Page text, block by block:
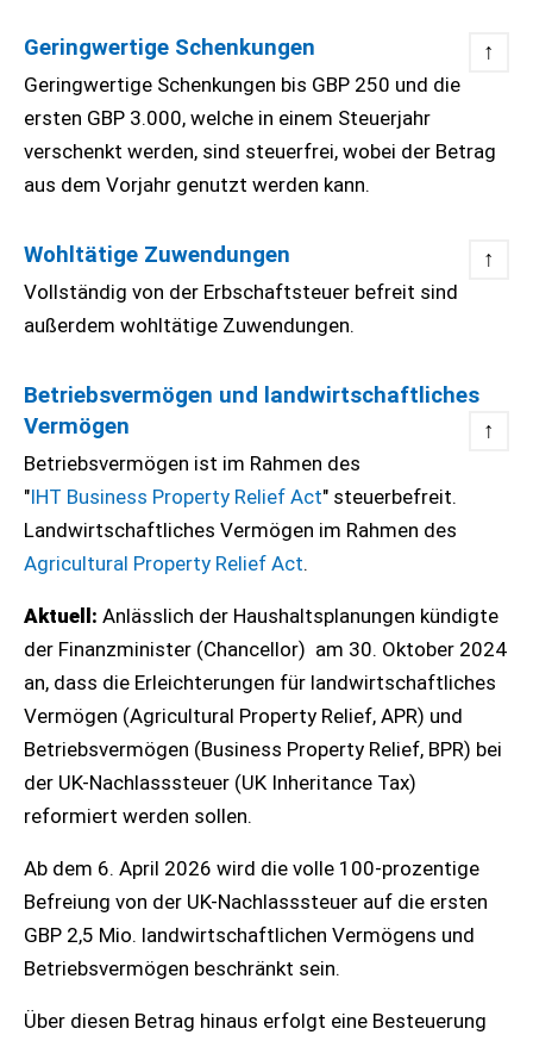
Geringwertige Schenkungen ↑
Geringwertige Schenkungen bis GBP 250 und die
ersten GBP 3.000, welche in einem Steuerjahr
verschenkt werden, sind steuerfrei, wobei der Betrag
aus dem Vorjahr genutzt werden kann.
Wohltätige Zuwendungen ↑
Vollständig von der Erbschaftsteuer befreit sind
außerdem wohltätige Zuwendungen.
Betriebsvermögen und landwirtschaftliches
Vermögen
↑
Betriebsvermögen ist im Rahmen des
"IHT Business Property Relief Act" steuerbefreit.
Landwirtschaftliches Vermögen im Rahmen des
Agricultural Property Relief Act.
Aktuell: Anlässlich der Haushaltsplanungen kündigte
der Finanzminister (Chancellor) am 30. Oktober 2024
an, dass die Erleichterungen für landwirtschaftliches
Vermögen (Agricultural Property Relief, APR) und
Betriebsvermögen (Business Property Relief, BPR) bei
der UK-Nachlasssteuer (UK Inheritance Tax)
reformiert werden sollen.
Ab dem 6. April 2026 wird die volle 100-prozentige
Befreiung von der UK-Nachlasssteuer auf die ersten
GBP 2,5 Mio. landwirtschaftlichen Vermögens und
Betriebsvermögen beschränkt sein.
Über diesen Betrag hinaus erfolgt eine Besteuerung